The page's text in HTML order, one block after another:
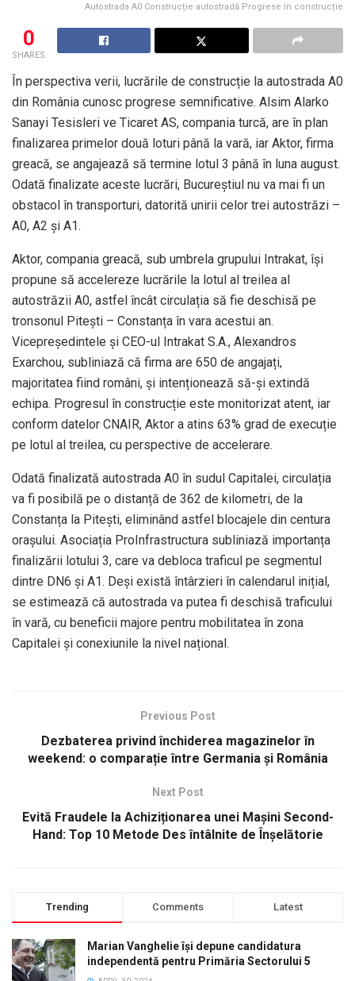
Autostrada A0 Construcție autostradă Progrese în construcție
0
SHARES
În perspectiva verii, lucrările de construcție la autostrada A0
din România cunosc progrese semnificative. Alsim Alarko
Sanayi Tesisleri ve Ticaret AS, compania turcă, are în plan
finalizarea primelor două loturi până la vară, iar Aktor, firma
greacă, se angajează să termine lotul 3 până în luna august.
Odată finalizate aceste lucrări, Bucureștiul nu va mai fi un
obstacol în transporturi, datorită unirii celor trei autostrăzi –
A0, A2 și A1.
Aktor, compania greacă, sub umbrela grupului Intrakat, își
propune să accelereze lucrările la lotul al treilea al
autostrăzii A0, astfel încât circulația să fie deschisă pe
tronsonul Pitești – Constanța în vara acestui an.
Vicepreședintele și CEO-ul Intrakat S.A., Alexandros
Exarchou, subliniază că firma are 650 de angajați,
majoritatea fiind români, și intenționează să-și extindă
echipa. Progresul în construcție este monitorizat atent, iar
conform datelor CNAIR, Aktor a atins 63% grad de execuție
pe lotul al treilea, cu perspective de accelerare.
Odată finalizată autostrada A0 în sudul Capitalei, circulația
va fi posibilă pe o distanță de 362 de kilometri, de la
Constanța la Pitești, eliminând astfel blocajele din centura
orașului. Asociația ProInfrastructura subliniază importanța
finalizării lotului 3, care va debloca traficul pe segmentul
dintre DN6 și A1. Deși există întârzieri în calendarul inițial,
se estimează că autostrada va putea fi deschisă traficului
în vară, cu beneficii majore pentru mobilitatea în zona
Capitalei și conexiunile la nivel național.
Previous Post
Dezbaterea privind închiderea magazinelor în
weekend: o comparație între Germania și România
Next Post
Evită Fraudele la Achiziționarea unei Mașini Second-
Hand: Top 10 Metode Des întâlnite de Înșelătorie
Trending Comments Latest
Marian Vanghelie își depune candidatura
independentă pentru Primăria Sectorului 5